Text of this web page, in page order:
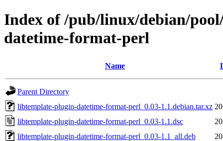
Index of /pub/linux/debian/
datetime-format-perl
Name
Parent Directory
libtemplate-plugin-datetime-format-perl_0.03-1.1.debian.tar.xz
libtemplate-plugin-datetime-format-perl_0.03-1.1.dsc
libtemplate-plugin-datetime-format-perl_0.03-1.1_all.deb